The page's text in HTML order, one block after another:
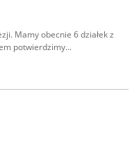
Mamy obecnie 6 działek z
potwierdzimy...